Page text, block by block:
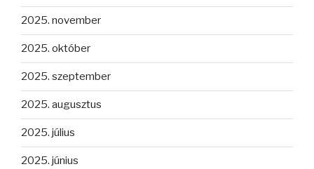
2025. november
2025. október
2025. szeptember
2025. augusztus
2025. július
2025. június